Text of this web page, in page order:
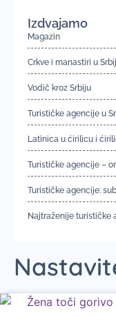
Izdvajamo
Magazin
Crkve i manastiri u
Vodič kroz Srbiju
Turističke agencije u
Latinica u ćirilicu i
Turističke agencije –
Turističke agencije:
Najtraženije turističke